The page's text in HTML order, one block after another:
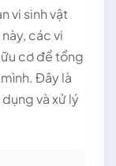
vi sinh vật
các vi
cơ để tổng
Đây là
và xử lý